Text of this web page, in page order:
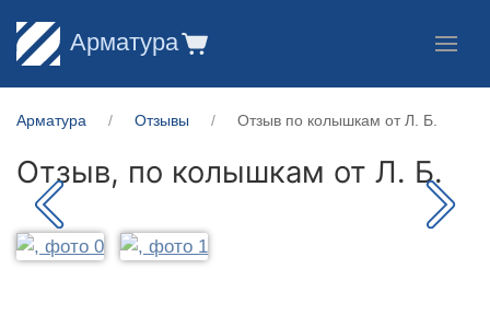
Арматура
Арматура Отзывы Отзыв по колышкам от Л. Б.
Отзыв, по колышкам от Л. Б.